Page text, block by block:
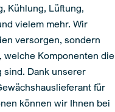
Kühlung, Lüftung,
vielem mehr. Wir
versorgen, sondern
welche Komponenten die
sind. Dank unserer
für
können wir Ihnen bei